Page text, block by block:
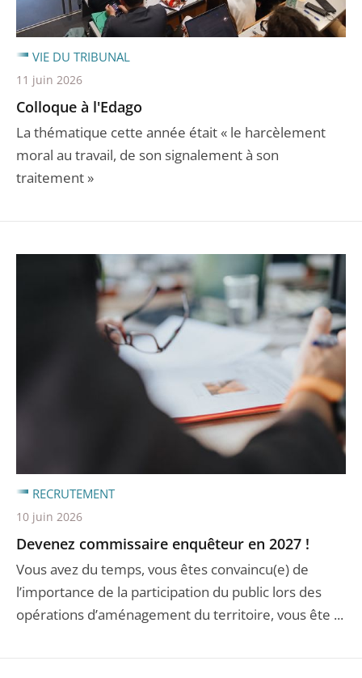
Colloque à l'Edago
La thématique cette année était « le harcèlement
moral au travail, de son signalement à son
traitement »
VIE DU TRIBUNAL
11 juin 2026
Devenez commissaire enquêteur en 2027 !
Vous avez du temps, vous êtes convaincu(e) de
l’importance de la participation du public lors des
opérations d’aménagement du territoire, vous ête ...
RECRUTEMENT
10 juin 2026